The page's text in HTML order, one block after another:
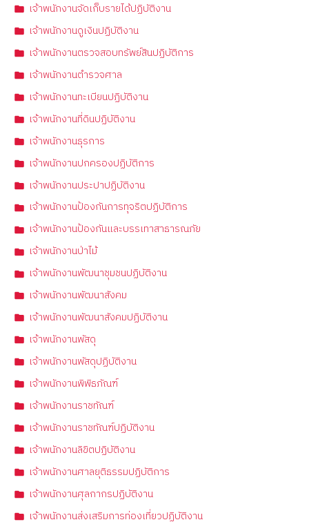
เจ้าพนักงานจัดเก็บรายได้ปฏิบัติงาน
เจ้าพนักงานดูเงินปฏิบัติงาน
เจ้าพนักงานตรวจสอบทรัพย์สินปฏิบัติการ
เจ้าพนักงานตำรวจศาล
เจ้าพนักงานทะเบียนปฏิบัติงาน
เจ้าพนักงานที่ดินปฏิบัติงาน
เจ้าพนักงานธุรการ
เจ้าพนักงานปกครองปฏิบัติการ
เจ้าพนักงานประปาปฏิบัติงาน
เจ้าพนักงานป้องกันการทุจริตปฏิบัติการ
เจ้าพนักงานป้องกันและบรรเทาสาธารณภัย
เจ้าพนักงานป่าไม้
เจ้าพนักงานพัฒนาชุมชนปฏิบัติงาน
เจ้าพนักงานพัฒนาสังคม
เจ้าพนักงานพัฒนาสังคมปฏิบัติงาน
เจ้าพนักงานพัสดุ
เจ้าพนักงานพัสดุปฏิบัติงาน
เจ้าพนักงานพิพิธภัณฑ์
เจ้าพนักงานราชทัณฑ์
เจ้าพนักงานราชทัณฑ์ปฏิบัติงาน
เจ้าพนักงานลิขิตปฏิบัติงาน
เจ้าพนักงานศาลยุติธรรมปฏิบัติการ
เจ้าพนักงานศุลกากรปฏิบัติงาน
เจ้าพนักงานส่งเสริมการท่องเที่ยวปฏิบัติงาน